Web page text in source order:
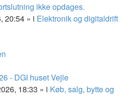
ikke opdages.
20:54 » i Elektronik og digitaldrift
- DGI huset Vejle
18:33 » i Køb, salg, bytte og